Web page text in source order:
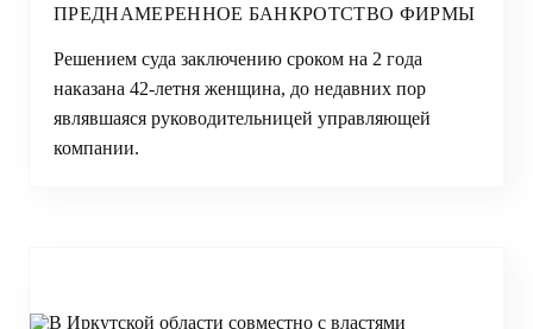
ПРЕДНАМЕРЕННОЕ БАНКРОТСТВО ФИРМЫ
Решением суда заключению сроком на 2 года
наказана 42-летня женщина, до недавних пор
являвшаяся руководительницей управляющей
компании.